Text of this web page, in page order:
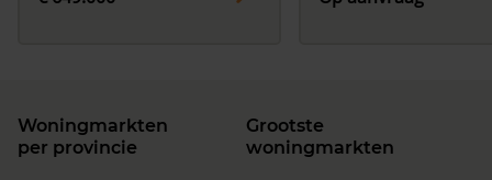
Woningmarkten
per provincie
Grootste
woningmarkten